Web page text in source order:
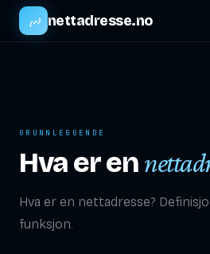
nettadresse.no
GRUNNLEGGENDE
Hva er en
Hva er en nettadresse?
funksjon.